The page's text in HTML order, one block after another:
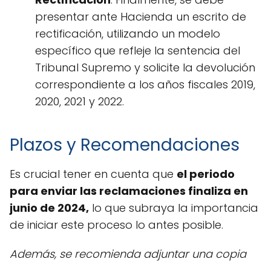
presentar ante Hacienda un escrito de
rectificación, utilizando un modelo
específico que refleje la sentencia del
Tribunal Supremo y solicite la devolución
correspondiente a los años fiscales 2019,
2020, 2021 y 2022.
Plazos y Recomendaciones
Es crucial tener en cuenta que el periodo
para enviar las reclamaciones finaliza en
junio de 2024, lo que subraya la importancia
de iniciar este proceso lo antes posible.
Además, se recomienda adjuntar una copia